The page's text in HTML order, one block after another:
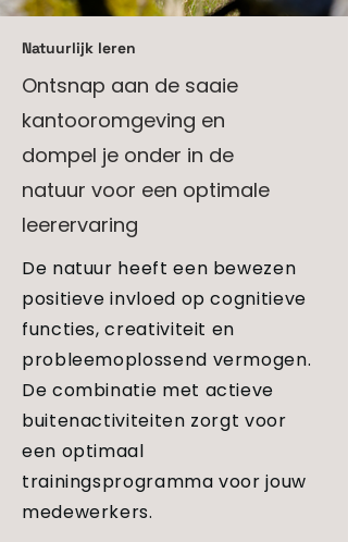
Natuurlijk leren
Ontsnap aan de saaie
kantooromgeving en
dompel je onder in de
natuur voor een optimale
leerervaring
De natuur heeft een bewezen
positieve invloed op cognitieve
functies, creativiteit en
probleemoplossend vermogen.
De combinatie met actieve
buitenactiviteiten zorgt voor
een optimaal
trainingsprogramma voor jouw
medewerkers.